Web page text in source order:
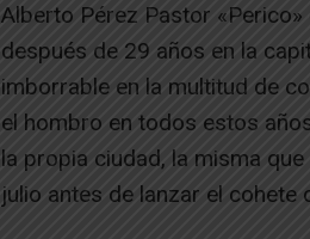
Alberto Pérez Pastor
después de 29 años en la
imborrable en la multitud de
el hombro en todos estos
la propia ciudad, la misma
julio antes de lanzar el cohete